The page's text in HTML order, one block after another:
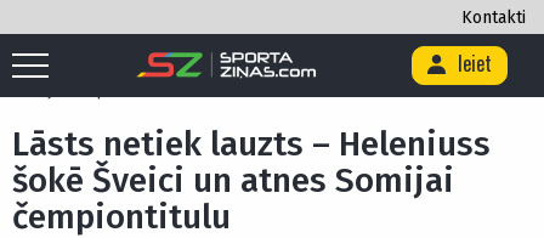
Kontakti
Ieiet
Sākums / Lāsts netiek lauzts – Heleniuss šokē Šveici un atnes
Lāsts netiek lauzts – Heleniuss
šokē Šveici un atnes Somijai
čempiontitulu